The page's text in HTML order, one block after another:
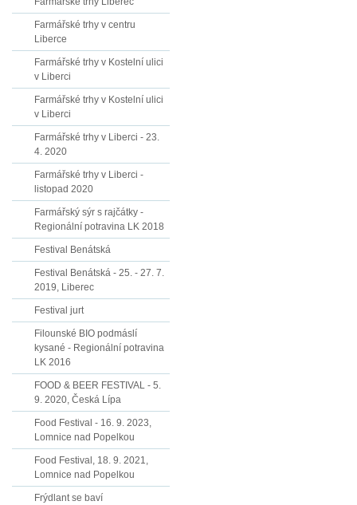
Farmářské trhy v centru
Liberce
Farmářské trhy v Kostelní ulici
v Liberci
Farmářské trhy v Kostelní ulici
v Liberci
Farmářské trhy v Liberci - 23.
4. 2020
Farmářské trhy v Liberci -
listopad 2020
Farmářský sýr s rajčátky -
Regionální potravina LK 2018
Festival Benátská
Festival Benátská - 25. - 27. 7.
2019, Liberec
Festival jurt
Filounské BIO podmáslí
kysané - Regionální potravina
LK 2016
FOOD & BEER FESTIVAL - 5.
9. 2020, Česká Lípa
Food Festival - 16. 9. 2023,
Lomnice nad Popelkou
Food Festival, 18. 9. 2021,
Lomnice nad Popelkou
Frýdlant se baví